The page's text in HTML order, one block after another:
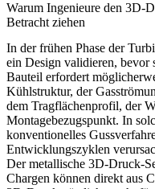
Warum Ingenieure den 3D-
Betracht ziehen
In der frühen Phase der
ein Design validieren, bevor
Bauteil erfordert
Kühlstruktur, der
dem Tragflächenprofil, der
Montagebezugspunkt. In
konventionelles
Entwicklungszyklen
Der metallische 3D-Druck-
Chargen können direkt aus